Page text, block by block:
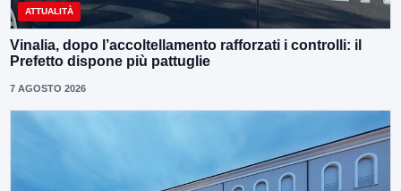
ATTUALITÀ
Vinalia, dopo l’accoltellamento rafforzati i controlli: il
Prefetto dispone più pattuglie
7 AGOSTO 2026